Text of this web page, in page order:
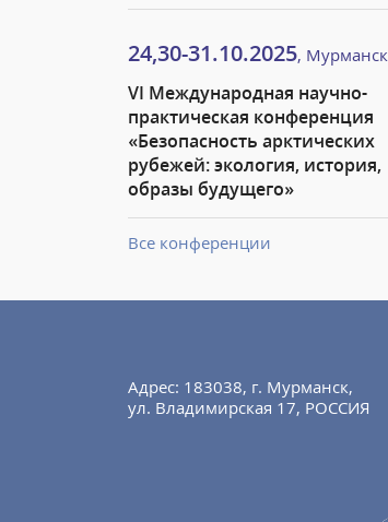
24,30-31.10.2025, Мурманск
VI Международная научно-
практическая конференция
«Безопасность арктических
рубежей: экология, история,
образы будущего»
Все конференции
Адрес: 183038, г. Мурманск,
ул. Владимирская 17, РОССИЯ